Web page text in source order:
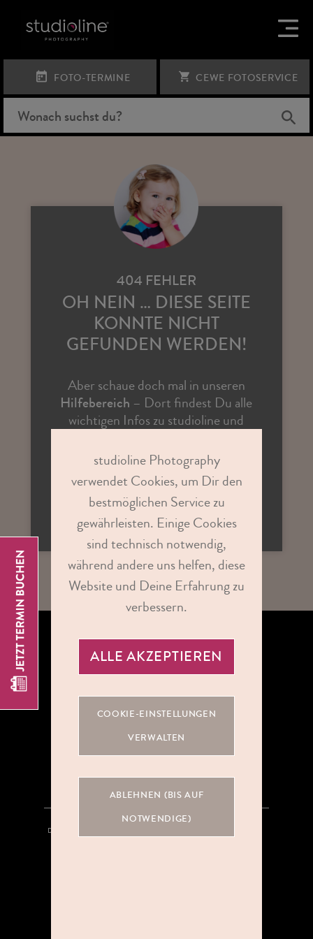
FOTO-TERMINE CEWE FOTOSERVICE
404 FEHLER
OH NEIN … DIESE SEITE
KONNTE NICHT
GEFUNDEN WERDEN!
Aber schaue doch mal in unseren
Hilfebereich – Dort findest Du alle
wichtigen Infos zu studioline und
ZUR STUDIOSUCHE
studioline Photography
verwendet Cookies, um Dir den
bestmöglichen Service zu
gewährleisten. Einige Cookies
sind technisch notwendig,
während andere uns helfen, diese
Website und Deine Erfahrung zu
verbessern.
ALLE AKZEPTIEREN
COOKIE-EINSTELLUNGEN
VERWALTEN
ABLEHNEN (BIS AUF
NOTWENDIGE)
ÜBER UNS
DATENSCHUTZ